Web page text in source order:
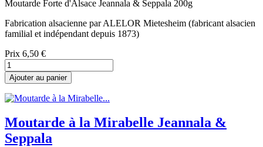
Moutarde Forte d'Alsace Jeannala & Seppala 200g
Fabrication alsacienne par ALELOR Mietesheim (fabricant alsacien
familial et indépendant depuis 1873)
Prix 6,50 €
Ajouter au panier
Moutarde à la Mirabelle Jeannala &
Seppala